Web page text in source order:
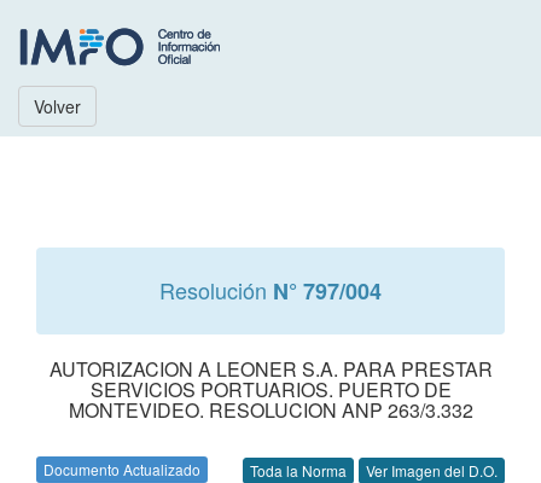
Volver
Resolución N° 797/004
AUTORIZACION A LEONER S.A. PARA PRESTAR
SERVICIOS PORTUARIOS. PUERTO DE
MONTEVIDEO. RESOLUCION ANP 263/3.332
Documento Actualizado Toda la Norma Ver Imagen del D.O.